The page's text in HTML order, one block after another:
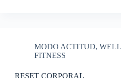
MODO ACTITUD,
FITNESS
RESET CORPORAL